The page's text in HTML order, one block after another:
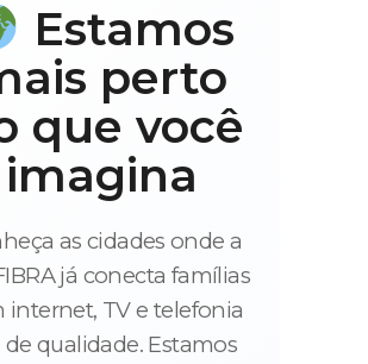
Estamos
perto
que você
imagina
as cidades onde a
já conecta famílias
internet, TV e telefonia
de qualidade. Estamos